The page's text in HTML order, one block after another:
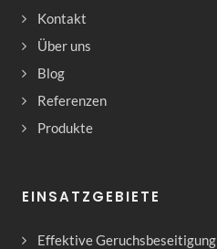
Kontakt
Über uns
Blog
Referenzen
Produkte
EINSATZGEBIETE
Effektive Geruchsbeseitigung